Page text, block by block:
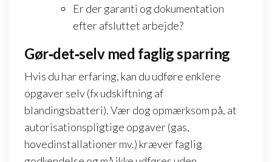
Er der garanti og dokumentation
efter afsluttet arbejde?
Gør‑det‑selv med faglig sparring
Hvis du har erfaring, kan du udføre enklere
opgaver selv (fx udskiftning af
blandingsbatteri). Vær dog opmærksom på, at
autorisationspligtige opgaver (gas,
hovedinstallationer mv.) kræver faglig